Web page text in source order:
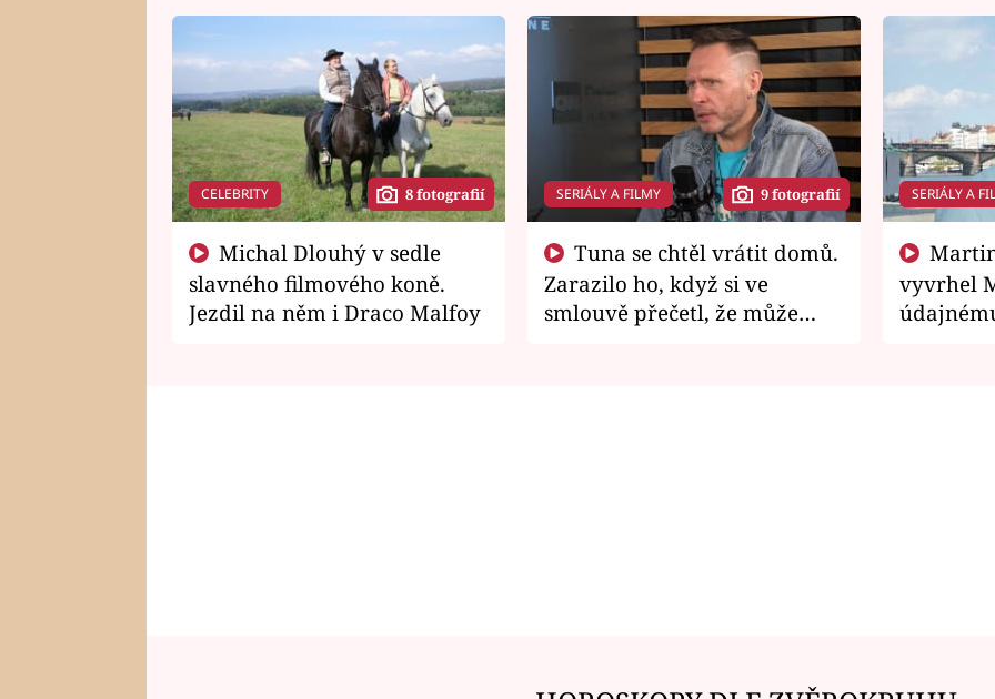
CELEBRITY 8 fotografií
slavného filmového koně.
Jezdil na něm i Draco Malfoy
SERIÁLY A FILMY 9 fotografií
Zarazilo ho, když si ve
smlouvě přečetl, že může
SERIÁLY A
vyvrhel